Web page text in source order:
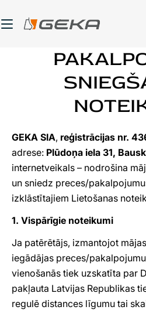
uz
GEKA SIA, reģistrācijas nr.
adrese: Plūdoņa iela 31,
internetveikals – nodrošina
un sniedz preces/
izklāstītajiem Lietošanas
1. Vispārīgie noteikumi
Ja patērētājs, izmantojot
iegādājas preces/
vienošanās tiek uzskatīta par
pakļauta Latvijas Republikas
regulē distances līgumu tai